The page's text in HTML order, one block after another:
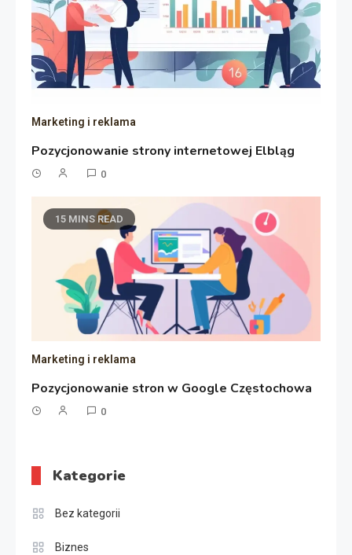
Marketing i reklama
Pozycjonowanie strony internetowej Elbląg
0
15 MINS READ
Marketing i reklama
Pozycjonowanie stron w Google Częstochowa
0
Kategorie
Bez kategorii
Biznes